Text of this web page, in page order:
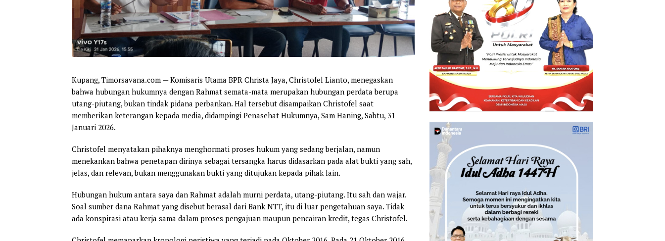
Kupang, Timorsavana.com — Komisaris Utama BPR Christa Jaya, Christofel Lianto, menegaskan
bahwa hubungan hukumnya dengan Rahmat semata-mata merupakan hubungan perdata berupa
utang-piutang, bukan tindak pidana perbankan. Hal tersebut disampaikan Christofel saat
memberikan keterangan kepada media, didampingi Penasehat Hukumnya, Sam Haning, Sabtu, 31
Januari 2026.
Christofel menyatakan pihaknya menghormati proses hukum yang sedang berjalan, namun
menekankan bahwa penetapan dirinya sebagai tersangka harus didasarkan pada alat bukti yang sah,
jelas, dan relevan, bukan menggunakan bukti yang ditujukan kepada pihak lain.
Hubungan hukum antara saya dan Rahmat adalah murni perdata, utang-piutang. Itu sah dan wajar.
Soal sumber dana Rahmat yang disebut berasal dari Bank NTT, itu di luar pengetahuan saya. Tidak
ada konspirasi atau kerja sama dalam proses pengajuan maupun pencairan kredit, tegas Christofel.